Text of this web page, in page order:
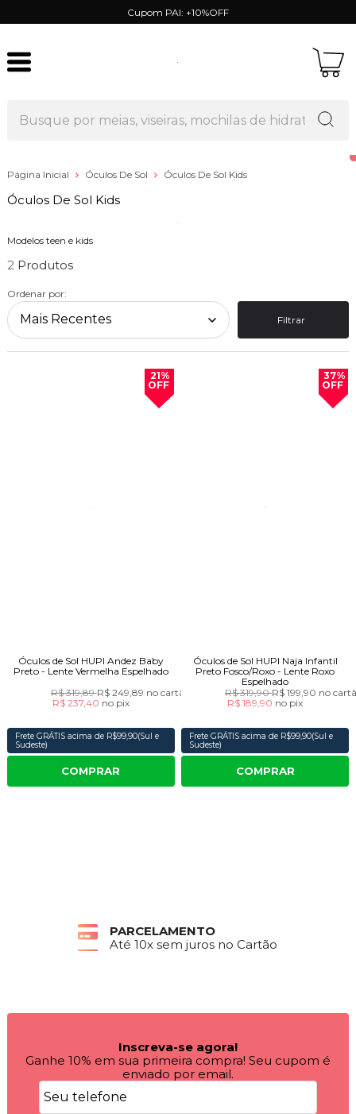
Cupom PAI: +10%OFF
Página Inicial Óculos De Sol Óculos De Sol Kids
Óculos De Sol Kids
Modelos teen e kids
2
Ordenar por:
Filtrar
21%
OFF
Óculos de Sol HUPI Andez Baby
Preto - Lente Vermelha Espelhado
R$ 319,89R$ 249,89 no cartão
R$ 237,40 no pix
Frete GRÁTIS acima de R$99,90(Sul e
Sudeste)
COMPRAR
37%
OFF
Óculos de Sol HUPI Naja Infantil
Preto Fosco/Roxo - Lente Roxo
Espelhado
R$ 319,90R$ 199,90 no
R$ 189,90 no pix
Frete GRÁTIS acima de R$99,90(Sul e
Sudeste)
COMPRAR
PARCELAMENTO
Até 10x sem juros no Cartão
Inscreva-se agora!
Ganhe 10% em sua primeira compra! Seu cupom é
enviado por email.